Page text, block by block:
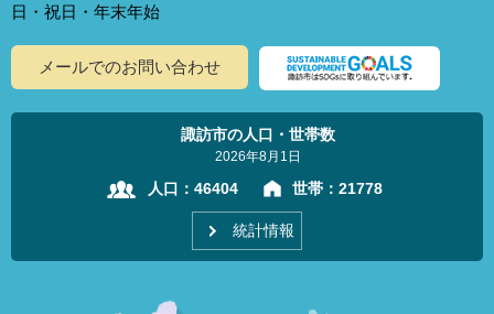
日・祝日・年末年始
メールでのお問い合わせ
諏訪市の人口・世帯数
2026年8月1日
人口： 46404 世帯： 21778
統計情報